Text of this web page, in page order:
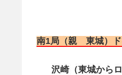
南1局（親 東城）
沢崎（東城から